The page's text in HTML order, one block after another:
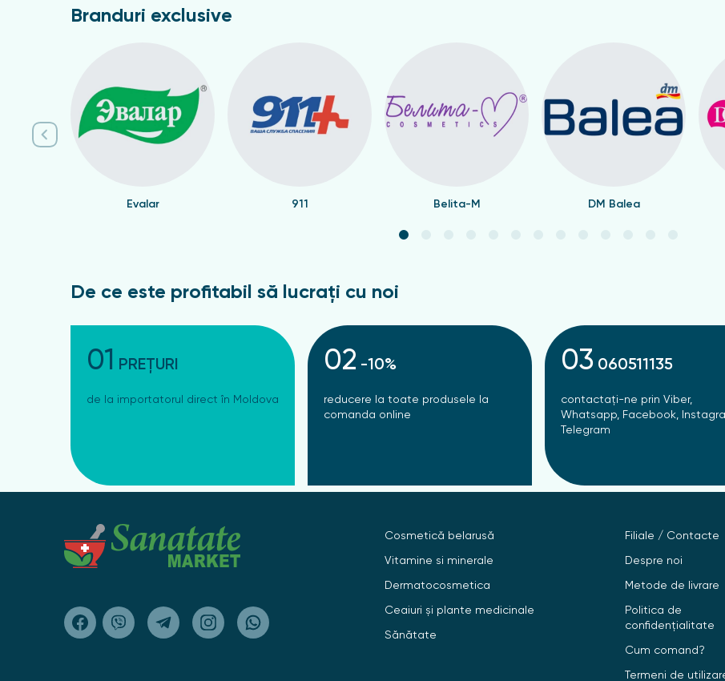
Branduri exclusive
Evalar 911 Belita-M DM Balea
De ce este profitabil să lucrați cu noi
01 PREȚURI
de la importatorul direct în Moldova
02 -10%
reducere la toate produsele la
comanda online
03 060511135
contactați-ne prin Viber,
Whatsapp, Facebook,
Telegram
Cosmetică belarusă
Vitamine si minerale
Dermatocosmetica
Ceaiuri și plante medicinale
Sănătate
Filiale / Contacte
Despre noi
Metode de livrare
Politica de
confidențialitate
Cum comand?
Termeni de